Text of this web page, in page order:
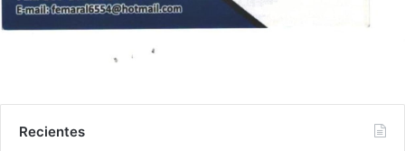
Recientes